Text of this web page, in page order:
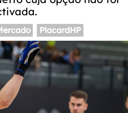
PlacardHP